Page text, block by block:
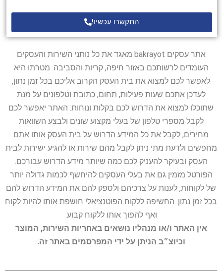
התקשרו עכשיו!
אתר עסקים bakrayot מאגד את כל נותני השירות והעסקים
העומדים לרשותכם באזור חיפה, קריות והסביבה. מטרתו היא
לאפשר לכם למצוא את בית העסק הקרוב אליכם בכל זמן נתון,
לעדכן אתכם שעות פעילות, תחום, כתובת וטלפונים על מנת
שתוכלו למצוא את הדרוש לכם בקלות ונוחות. האתר יאפשר לכם
לקבל מספרי טלפון של בעלי מקצוע שונים ולבצע השוואות
מחירים, לקבל את כל המידע הדרוש על בית העסק אותו אתם
מחפשים ולדעת מתי ניתן לקבל מהם שירות או להגיע ישירות לבית
העסק ובעיקר להעניק לכם כמה שיותר מידע הדרוש עבורכם.
הפורטל מזמין גם את בעלי העסקים להיחשף לכמות גדולה יותר
של לקוחות, לענות על צרכיהם ולספק להם את המידע הדרוש להם
בכל זמן נתון. החשיפה ללקוח הפוטנציאלי חושפת אותו להיות לקוח
ואף להפוך אותו ללקוח קבוע.
אין האתר ו/או מנהליו נושאים באחריות השירות, המוצר
וכיוצ״ב הניתן על ידי המפרסמים באתר זה.